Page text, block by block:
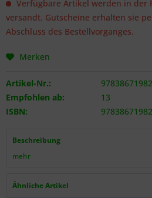
Verfügbare Artikel werden in der
versandt. Gutscheine erhalten sie
Abschluss des Bestellvorganges.
Merken
Artikel-Nr.:
Empfohlen ab:
13
ISBN:
Beschreibung
mehr
Ähnliche Artikel